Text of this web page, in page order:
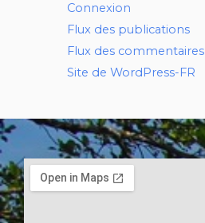
Connexion
Flux des publications
Flux des commentaires
Site de WordPress-FR